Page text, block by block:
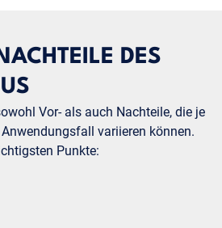
DES
Vor- als auch Nachteile, die je
variieren können.
Punkte: